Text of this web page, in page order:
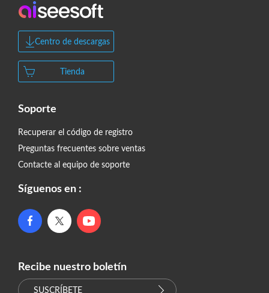
Centro de descargas
Tienda
Soporte
Recuperar el código de registro
Preguntas frecuentes sobre ventas
Contacte al equipo de soporte
Síguenos en :
Recibe nuestro boletín
SUSCRÍBETE